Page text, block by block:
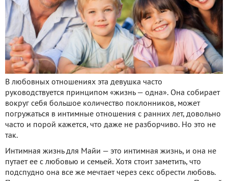
В любовных отношениях эта девушка часто
руководствуется принципом «жизнь — одна». Она собирает
вокруг себя большое количество поклонников, может
погружаться в интимные отношения с ранних лет, довольно
часто и порой кажется, что даже не разборчиво. Но это не
так.
Интимная жизнь для Майи — это интимная жизнь, и она не
путает ее с любовью и семьей. Хотя стоит заметить, что
подспудно она все же мечтает через секс обрести любовь.